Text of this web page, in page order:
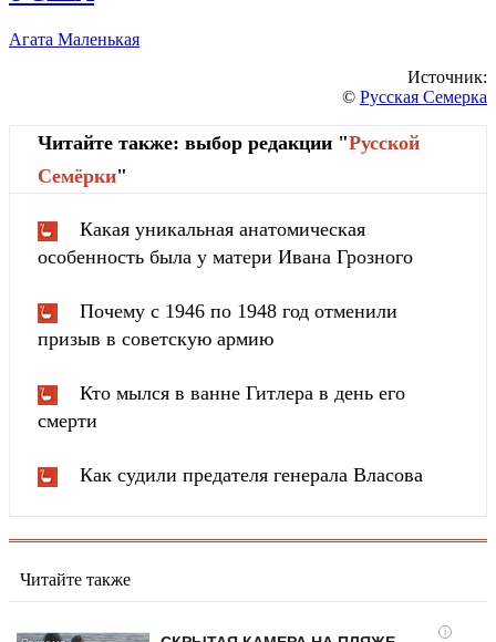
Агата Маленькая
Источник:
© Русская Семерка
Читайте также: выбор редакции "Русской
Cемёрки"
Какая уникальная анатомическая
особенность была у матери Ивана Грозного
Почему с 1946 по 1948 год отменили
призыв в советскую армию
Кто мылся в ванне Гитлера в день его
смерти
Как судили предателя генерала Власова
Читайте также
i